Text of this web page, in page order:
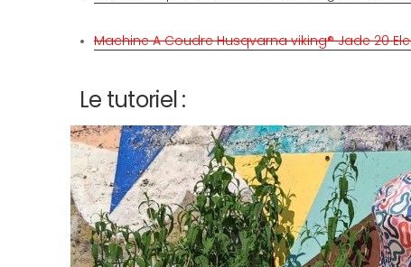
Machine A Coudre Husqvarna viking® Jade 20
Le tutoriel :